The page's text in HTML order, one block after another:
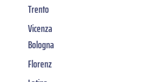
Trento
Vicenza
Bologna
Florenz